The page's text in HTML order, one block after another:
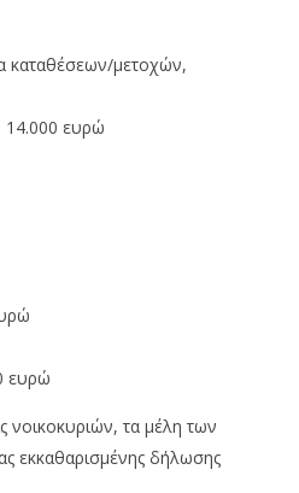
καταθέσεων/μετοχών,
ευρώ
ευρώ
νοικοκυριών, τα μέλη των
εκκαθαρισμένης δήλωσης